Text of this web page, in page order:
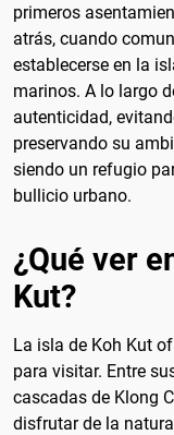
primeros
atrás, cuando
establecerse en la
marinos. A lo largo
autenticidad,
preservando su
siendo un refugio
bullicio urbano.
¿Qué ver
Kut?
La isla de Koh Kut
para visitar. Entre
cascadas de Klong
disfrutar de la